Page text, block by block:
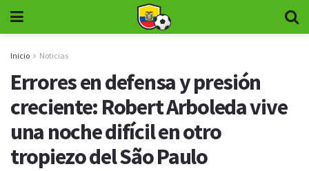
Inicio Noticias
Errores en defensa y presión
creciente: Robert Arboleda vive
una noche difícil en otro
tropiezo del São Paulo